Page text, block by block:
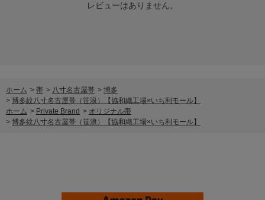
レビューはありません。
ホーム > 帯 > 八寸名古屋帯 > 博多
> 博多紋八寸名古屋帯（笹浪）【協和織工場×いち利モール】
ホーム > Private Brand > オリジナル帯
> 博多紋八寸名古屋帯（笹浪）【協和織工場×いち利モール】